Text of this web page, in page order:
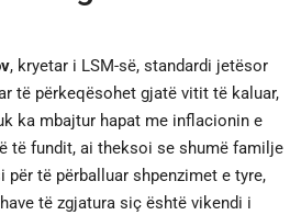
, kryetar i LSM-së, standardi jetësor
të përkeqësohet gjatë vitit të kaluar,
ka mbajtur hapat me inflacionin e
të fundit, ai theksoi se shumë familje
për të përballuar shpenzimet e tyre,
të zgjatura siç është vikendi i